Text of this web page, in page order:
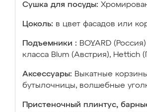
Сушка для посуды:
Цоколь: в цвет фасадов или
Подъемники : BOYARD
класса Blum (Австрия), Hettich
Аксессуары: Выкатные
бутылочницы, волшебные
Пристеночный плинтус,